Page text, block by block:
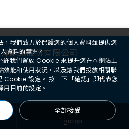
網路股份有限公司
goTop
，我們致力於保護您的個人資料並提供您
資料的掌握。
許我們置放 Cookie 來提升您在本網站上
效能和使用狀況，以及讓我們投放相關聯
Cookie 設定。 按一下「確認」即代表您
用目前的設定。
全部接受